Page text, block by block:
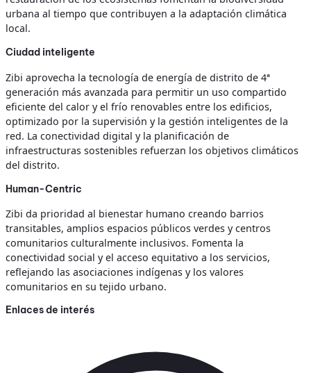
urbana al tiempo que contribuyen a la adaptación climática
local.
Ciudad inteligente
Zibi aprovecha la tecnología de energía de distrito de 4ª
generación más avanzada para permitir un uso compartido
eficiente del calor y el frío renovables entre los edificios,
optimizado por la supervisión y la gestión inteligentes de la
red. La conectividad digital y la planificación de
infraestructuras sostenibles refuerzan los objetivos climáticos
del distrito.
Human-Centric
Zibi da prioridad al bienestar humano creando barrios
transitables, amplios espacios públicos verdes y centros
comunitarios culturalmente inclusivos. Fomenta la
conectividad social y el acceso equitativo a los servicios,
reflejando las asociaciones indígenas y los valores
comunitarios en su tejido urbano.
Enlaces de interés